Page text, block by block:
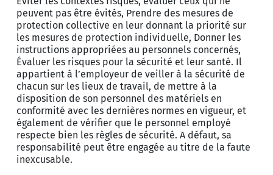
peuvent pas être évités, Prendre des mesures de
protection collective en leur donnant la priorité sur
les mesures de protection individuelle, Donner les
instructions appropriées au personnels concernés,
Évaluer les risques pour la sécurité et leur santé. Il
appartient à l’employeur de veiller à la sécurité de
chacun sur les lieux de travail, de mettre à la
disposition de son personnel des matériels en
conformité avec les dernières normes en vigueur, et
également de vérifier que le personnel employé
respecte bien les règles de sécurité. A défaut, sa
responsabilité peut être engagée au titre de la faute
inexcusable.